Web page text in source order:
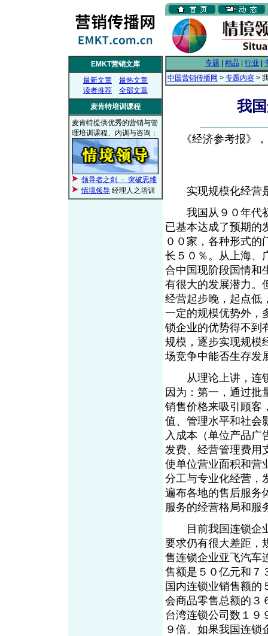
EMKT营销文库
最新文章
最热文章
读者推荐
全部文章
麦肯特培训课程
麦肯特提供优秀的营销与管
理培训课程、内训与咨询：
领导者之剑 － 突破思维
情境领导 经理人之培训
专题 精品 行业
中国营销传播网 > 专题内容 >
我
《经济参考报》
实现规模化经营是
我国从９０年代初
已基本达成了预期的
００家，各种形式的
长５０％。从上海、
合中国现阶段国情和
有很大的发展潜力。
经营起步晚，起点低
一定的规模优势外，
锁企业的优势得不到
规模，逐步实现规模
场竞争中能否生存发
从理论上讲，连锁
因为：第一，通过批
销售价格来吸引顾客
值、管理水平和社会
入成本（单位产品广
发费、经营管理费用
使单位营业面积和营
分工与专业化经营，
遍布各地的售后服务
服务的经营格局和服
目前我国连锁企业
要求仍有很大差距，
售连锁企业亚飞汽车
售额是５０亿元和７
国内连锁业销售额的
会商品零售总额的３
台湾连锁公司数１９
９倍。如果我国连锁